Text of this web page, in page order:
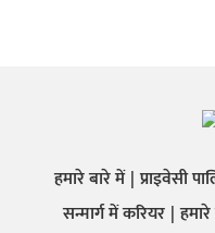
हमारे बारे में प्राइवेसी
सन्मार्ग में करियर